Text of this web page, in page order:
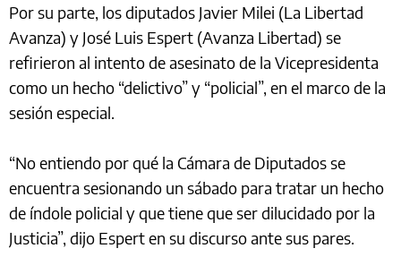
Por su parte, los diputados Javier Milei (La Libertad
Avanza) y José Luis Espert (Avanza Libertad) se
refirieron al intento de asesinato de la Vicepresidenta
como un hecho “delictivo” y “policial”, en el marco de la
sesión especial.
“No entiendo por qué la Cámara de Diputados se
encuentra sesionando un sábado para tratar un hecho
de índole policial y que tiene que ser dilucidado por la
Justicia”, dijo Espert en su discurso ante sus pares.